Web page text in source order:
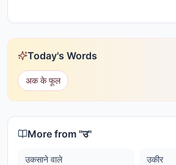
Today's Words
अक के फूल
More from "उ"
उकसाने वाले उकीर